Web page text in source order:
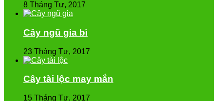
8 Tháng Tư, 2017
Cây ngũ gia bì
23 Tháng Tư, 2017
Cây tài lộc may mắn
15 Tháng Tư, 2017